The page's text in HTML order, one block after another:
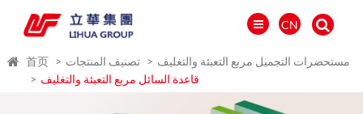
CN
首页 تصنيف المنتجات
مستحضرات التجميل مربع التعبئة والتغليف
قاعدة السائل مربع التعبئة والتغليف